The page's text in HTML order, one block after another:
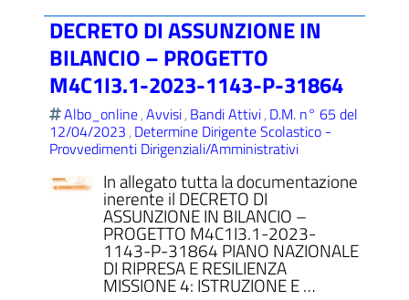
DECRETO DI ASSUNZIONE IN
BILANCIO – PROGETTO
M4C1I3.1-2023-1143-P-31864
Albo_online,Avvisi, Bandi Attivi, D.M. n° 65 del
12/04/2023, Determine Dirigente Scolastico -
Provvedimenti Dirigenziali/Amministrativi
In allegato tutta la documentazione
inerente il DECRETO DI
ASSUNZIONE IN BILANCIO –
PROGETTO M4C1I3.1-2023-
1143-P-31864 PIANO NAZIONALE
DI RIPRESA E RESILIENZA
MISSIONE 4: ISTRUZIONE E …